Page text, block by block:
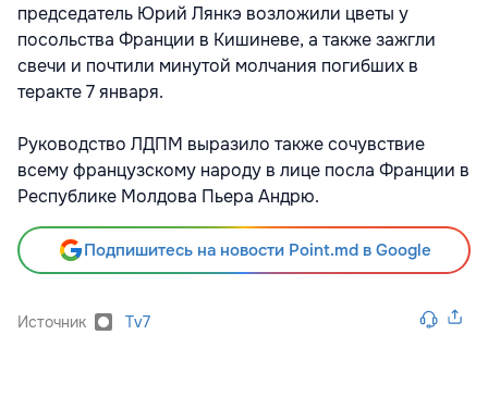
председатель Юрий Лянкэ возложили цветы у
посольства Франции в Кишиневе, а также зажгли
свечи и почтили минутой молчания погибших в
теракте 7 января.
Руководство ЛДПМ выразило также сочувствие
всему французскому народу в лице посла Франции в
Республике Молдова Пьера Андрю.
Подпишитесь на новости Point.md в Google
Источник Tv7